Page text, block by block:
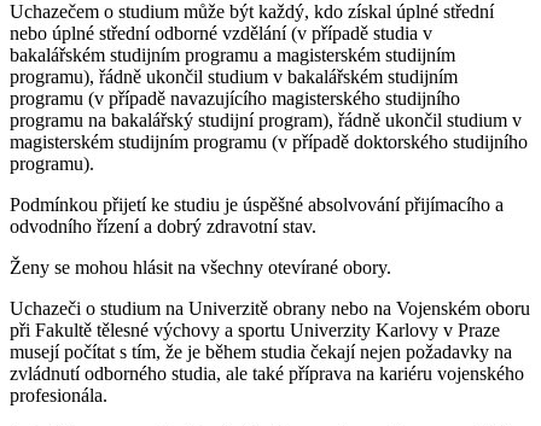
Uchazečem o studium může být každý, kdo získal úplné střední
nebo úplné střední odborné vzdělání (v případě studia v
bakalářském studijním programu a magisterském studijním
programu), řádně ukončil studium v bakalářském studijním
programu (v případě navazujícího magisterského studijního
programu na bakalářský studijní program), řádně ukončil studium v
magisterském studijním programu (v případě doktorského studijního
programu).
Podmínkou přijetí ke studiu je úspěšné absolvování přijímacího a
odvodního řízení a dobrý zdravotní stav.
Ženy se mohou hlásit na všechny otevírané obory.
Uchazeči o studium na Univerzitě obrany nebo na Vojenském oboru
při Fakultě tělesné výchovy a sportu Univerzity Karlovy v Praze
musejí počítat s tím, že je během studia čekají nejen požadavky na
zvládnutí odborného studia, ale také příprava na kariéru vojenského
profesionála.